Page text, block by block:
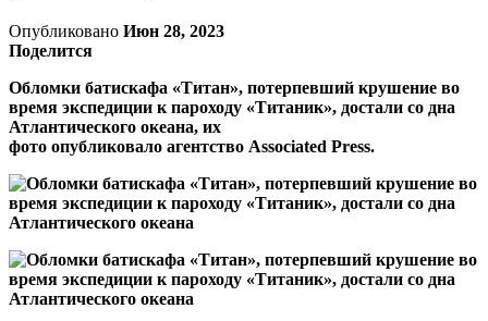
Опубликовано Июн 28, 2023
Поделится
Обломки батискафа «Титан», потерпевший крушение во
время экспедиции к пароходу «Титаник», достали со дна
Атлантического океана, их
фото опубликовало агентство Associated Press.